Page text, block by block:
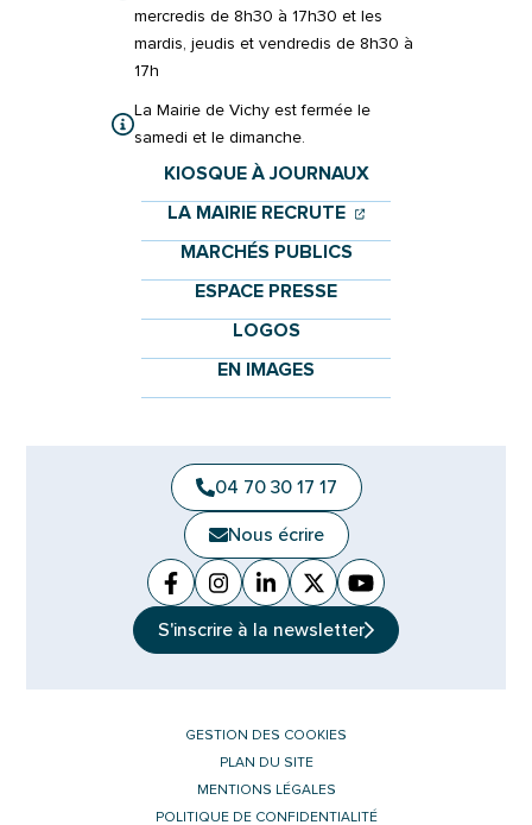
mercredis de 8h30 à 17h30 et les
mardis, jeudis et vendredis de 8h30 à
17h
La Mairie de Vichy est fermée le
samedi et le dimanche.
KIOSQUE À JOURNAUX
LA MAIRIE RECRUTE (OUVERTURE
(OUVERTURE
MARCHÉS PUBLICS
ESPACE PRESSE
LOGOS
EN IMAGES
04 70 30 17 17
Nous écrire
Facebook
(ouverture dans un nouvel onglet)
Instagram
(ouverture dans un nouvel
Linkedin
(ouverture dans un nouvel
X (Twitter)
(ouverture dans un
YouTube
(ouverture dans
S'inscrire à la newsletter
GESTION DES COOKIES
PLAN DU SITE
MENTIONS LÉGALES
POLITIQUE DE CONFIDENTIALITÉ